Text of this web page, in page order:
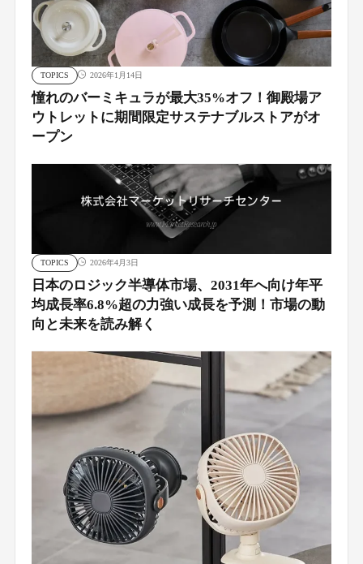
TOPICS 2026年1月14日
憧れのバーミキュラが最大35%オフ！御殿場ア
ウトレットに期間限定サステナブルストアがオ
ープン
TOPICS 2026年4月3日
日本のロジック半導体市場、2031年へ向け年平
均成長率6.8%超の力強い成長を予測！市場の動
向と未来を読み解く